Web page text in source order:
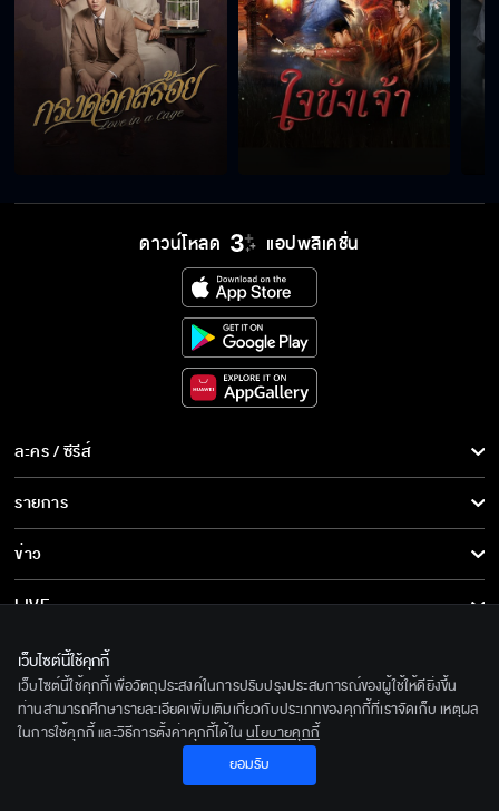
นับ8 เริ่ม 2 มิ.ย.
ดาวน์โหลด แอปพลิเคชั่น
ละคร / ซีรีส์
ละคร/ซีรีส์
ซีรีส์นานาชาติ
การ์ตูน & เกม
รายการ
รายการทั้งหมด
ข่าว
ข่าวทั้งหมด
ข่าวประชาสัมพันธ์
LIVE
เกี่ยวกับเรา
BEC World
รู้จักเรา
ติดตามเราได้ที่
© 2020 Bangkok Entertainment Co.,Ltd. All Rights Reserved.
Powered by BECi Corporation Ltd.
เว็บไซต์นี้ใช้คุกกี้
เว็บไซต์นี้ใช้คุกกี้เพื่อวัตถุประสงค์ในการปรับปรุงประสบการณ์ของผู้ใช้ให้ดียิ่งขึ้น
ท่านสามารถศึกษารายละเอียดเพิ่มเติมเกี่ยวกับประเภทของคุกกี้ที่เราจัดเก็บ เหตุผล
ในการใช้คุกกี้ และวิธีการตั้งค่าคุกกี้ได้ใน นโยบายคุกกี้
ยอมรับ